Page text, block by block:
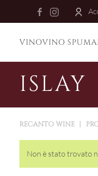
VINOVINO
ISLAY
RECANTO WINE
Non è stato trovato